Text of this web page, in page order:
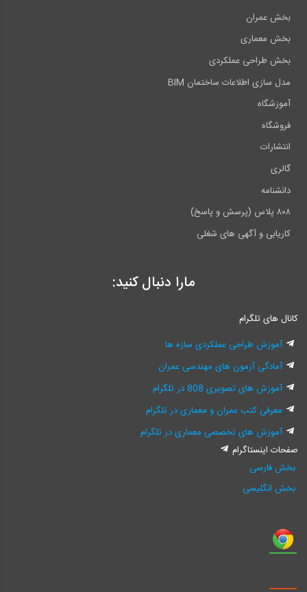
بخش عمران
بخش معماری
بخش طراحی عملکردی
مدل سازی اطلاعات ساختمان BIM
آموزشگاه
فروشگاه
انتشارات
گالری
دانشنامه
۸۰۸ پلاس (پرسش و پاسخ)
کاریابی و آگهی های شغلی
مارا دنبال کنید:
کانال های تلگرام
آموزش طراحی عملکردی سازه ها
آمادگی آزمون های مهندسی عمران
آموزش های تصویری 808 در تلگرام
معرفی کتب عمران و معماری در تلگرام
آموزش های تخصصی معماری در تلگرام
صفحات اینستاگرام
بخش فارسی
بخش انگلیسی